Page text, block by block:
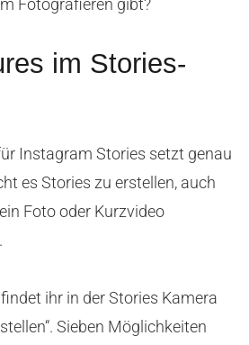
Fotografieren gibt?
im Stories-
Instagram Stories setzt genau
es Stories zu erstellen, auch
Foto oder Kurzvideo
ihr in der Stories Kamera
Sieben Möglichkeiten